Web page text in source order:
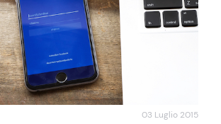
03 Luglio 2015